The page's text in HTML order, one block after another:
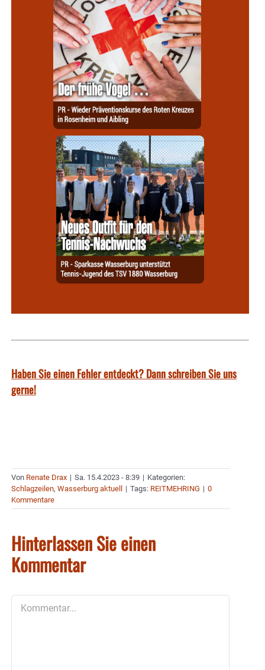
Haben Sie einen Fehler entdeckt? Dann schreiben Sie uns
gerne!
Von Renate Drax | Sa. 15.4.2023 - 8:39 | Kategorien:
Schlagzeilen, Wasserburg aktuell | Tags: REITMEHRING | 0
Kommentare
Hinterlassen Sie einen
Kommentar